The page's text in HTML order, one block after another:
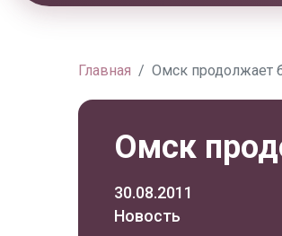
Главная Омск продолжает
Омск
30.08.2011
Новость